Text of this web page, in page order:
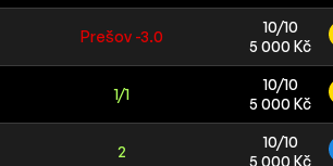
Prešov -3.0
10/10
5 000 Kč
1/1
10/10
5 000 Kč
2
10/10
5 000 Kč